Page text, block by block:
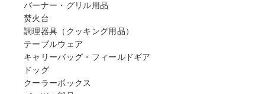
バーナー・グリル用品
焚火台
調理器具（クッキング用品）
テーブルウェア
キャリーバッグ・フィールドギア
ドッグ
クーラーボックス